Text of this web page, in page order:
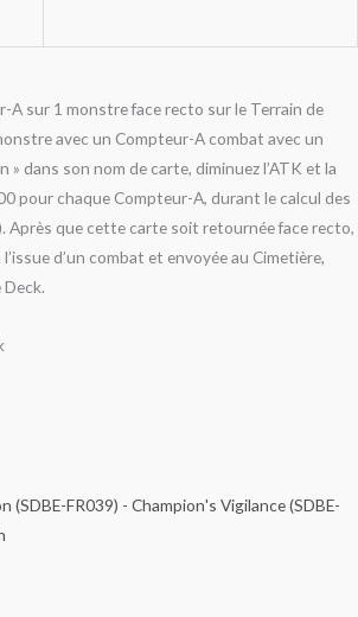
A sur 1 monstre face recto sur le Terrain de
avec un Compteur-A combat avec un
» dans son nom de carte, diminuez l’ATK et la
pour chaque Compteur-A, durant le calcul des
Après que cette carte soit retournée face recto,
d’un combat et envoyée au Cimetière,